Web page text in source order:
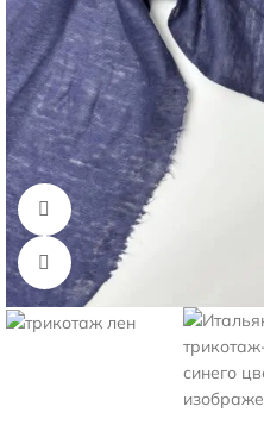
Смотреть видео
Нажмите, чтобы увеличить